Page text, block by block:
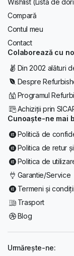
Wishlist (Listă de
Compară
Contul meu
Contact
Colaborează cu
Din 2002 alături
Despre
Programul
Achiziții prin
Cunoaște-ne mai
Politică de
Politica de retur
Politica de
Garantie/Service
Termeni și condiții
Trasport
Blog
Urmărește-ne: